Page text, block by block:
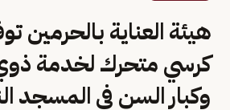
كرسي متحرك لخدمة ذوي
وكبار السن في المسجد